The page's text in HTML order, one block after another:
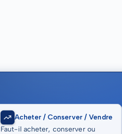
Acheter / Conserver / Vendre
Faut-il acheter, conserver ou